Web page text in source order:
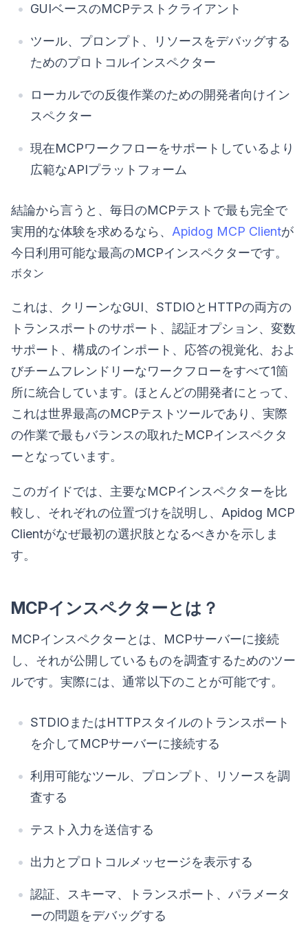
GUIベースのMCPテストクライアント
ツール、プロンプト、リソースをデバッグする
ためのプロトコルインスペクター
ローカルでの反復作業のための開発者向けイン
スペクター
現在MCPワークフローをサポートしているより
広範なAPIプラットフォーム
結論から言うと、毎日のMCPテストで最も完全で
実用的な体験を求めるなら、 Apidog MCP Clientが
今日利用可能な最高のMCPインスペクターです。
ボタン
これは、クリーンなGUI、STDIOとHTTPの両方の
トランスポートのサポート、認証オプション、変数
サポート、構成のインポート、応答の視覚化、およ
びチームフレンドリーなワークフローをすべて1箇
所に統合しています。ほとんどの開発者にとって、
これは世界最高のMCPテストツールであり、実際
の作業で最もバランスの取れたMCPインスペクタ
ーとなっています。
このガイドでは、主要なMCPインスペクターを比
較し、それぞれの位置づけを説明し、Apidog MCP
Clientがなぜ最初の選択肢となるべきかを示しま
す。
MCPインスペクターとは？
MCPインスペクターとは、MCPサーバーに接続
し、それが公開しているものを調査するためのツー
ルです。実際には、通常以下のことが可能です。
STDIOまたはHTTPスタイルのトランスポート
を介してMCPサーバーに接続する
利用可能なツール、プロンプト、リソースを調
査する
テスト入力を送信する
出力とプロトコルメッセージを表示する
認証、スキーマ、トランスポート、パラメータ
ーの問題をデバッグする